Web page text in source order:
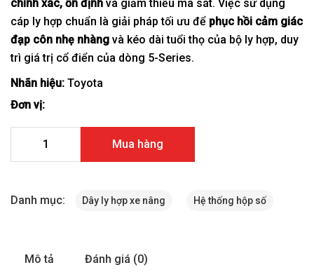
chính xác, ổn định và giảm thiểu ma sát. Việc sử dụng
cáp ly hợp chuẩn là giải pháp tối ưu để phục hồi cảm giác
đạp côn nhẹ nhàng và kéo dài tuổi thọ của bộ ly hợp, duy
trì giá trị cổ điển của dòng 5-Series.
Nhãn hiệu: Toyota
Đơn vị:
Mua hàng
Danh mục: Dây ly hợp xe nâng Hệ thống hộp số
Mô tả Đánh giá (0)